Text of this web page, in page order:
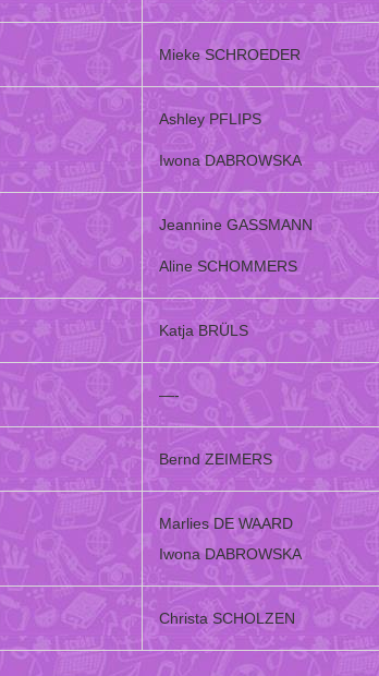
Mieke SCHROEDER
Ashley PFLIPS
Iwona DABROWSKA
Jeannine GASSMANN
Aline SCHOMMERS
Katja BRÜLS
—-
Bernd ZEIMERS
Marlies DE WAARD
Iwona DABROWSKA
Christa SCHOLZEN